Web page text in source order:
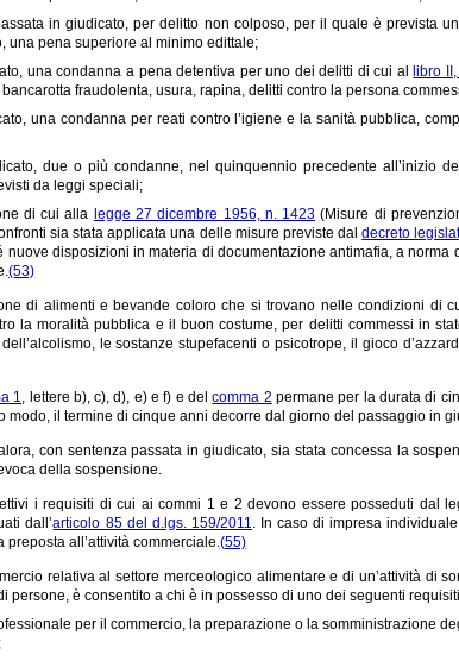
in giudicato, per delitto non colposo, per il quale è prevista
una pena superiore al minimo edittale;
una condanna a pena detentiva per uno dei delitti di cui al libro
fraudolenta, usura, rapina, delitti contro la persona
una condanna per reati contro l’igiene e la sanità pubblica,
due o più condanne, nel quinquennio precedente all’inizio
da leggi speciali;
di cui alla legge 27 dicembre 1956, n. 1423 (Misure di
sia stata applicata una delle misure previste daldecreto
disposizioni in materia di documentazione antimafia, a norma
(53)
di alimenti e bevande coloro che si trovano nelle condizioni di
la moralità pubblica e il buon costume, per delitti commessi in
le sostanze stupefacenti o psicotrope, il gioco
1, lettere b), c), d), e) e f) e delcomma 2 permane per la durata di
modo, il termine di cinque anni decorre dal giorno del passaggio in
con sentenza passata in giudicato, sia stata concessa la
della sospensione.
i requisiti di cui ai commi 1 e 2 devono essere posseduti dal
dall’articolo 85 del d.lgs. 159/2011. In caso di impresa
all’attività commerciale.(55)
relativa al settore merceologico alimentare e di un’attività di
persone, è consentito a chi è in possesso di uno dei seguenti
per il commercio, la preparazione o la somministrazione